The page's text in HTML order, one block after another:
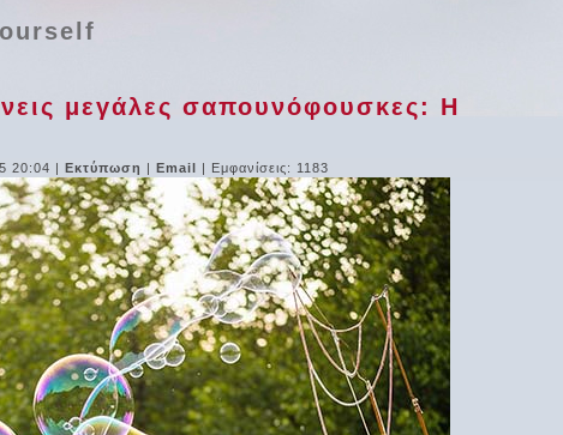
μεγάλες σαπουνόφουσκες: Η
20:04 | Εκτύπωση | Email | Εμφανίσεις: 1183